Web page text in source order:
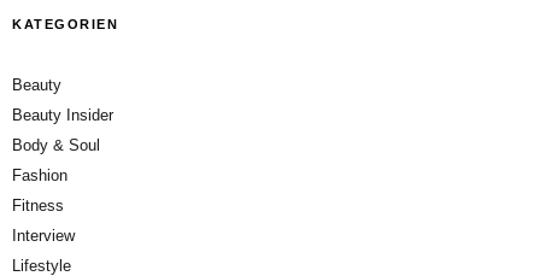
KATEGORIEN
Beauty
Beauty Insider
Body & Soul
Fashion
Fitness
Interview
Lifestyle